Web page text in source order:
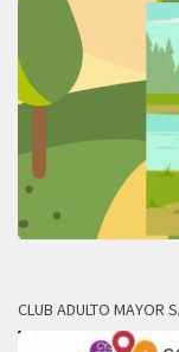
CLUB ADULTO MAYOR